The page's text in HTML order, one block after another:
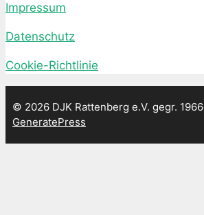
Impressum
Datenschutz
Cookie-Richtlinie
© 2026 DJK Rattenberg e.V. gegr. 1966
GeneratePress